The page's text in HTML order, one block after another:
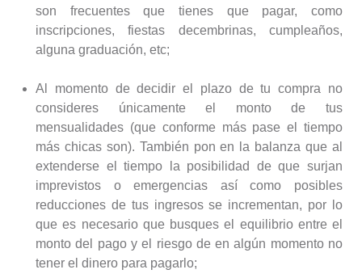
son frecuentes que tienes que pagar, como
inscripciones, fiestas decembrinas, cumpleaños,
alguna graduación, etc;
Al momento de decidir el plazo de tu compra no
consideres únicamente el monto de tus
mensualidades (que conforme más pase el tiempo
más chicas son). También pon en la balanza que al
extenderse el tiempo la posibilidad de que surjan
imprevistos o emergencias así como posibles
reducciones de tus ingresos se incrementan, por lo
que es necesario que busques el equilibrio entre el
monto del pago y el riesgo de en algún momento no
tener el dinero para pagarlo;